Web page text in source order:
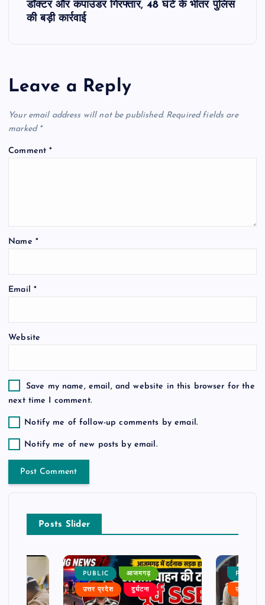
v
i
g
o
n
डॉक्टर और कंपाउंडर गिरफ्तार, 48 घंटे के भीतर पुलिस
की बड़ी कार्रवाई
Leave a Reply
Your email address will not be published. Required fields are
marked *
Comment*
Name *
Email *
Website
Save my name, email, and website in this browser for the
next time I comment.
Notify me of follow-up comments by email.
Notify me of new posts by email.
Posts Slider
PUBLIC आजमगढ़
उत्तर प्रदेश दुर्घटना
PUBLIC
उत्तर